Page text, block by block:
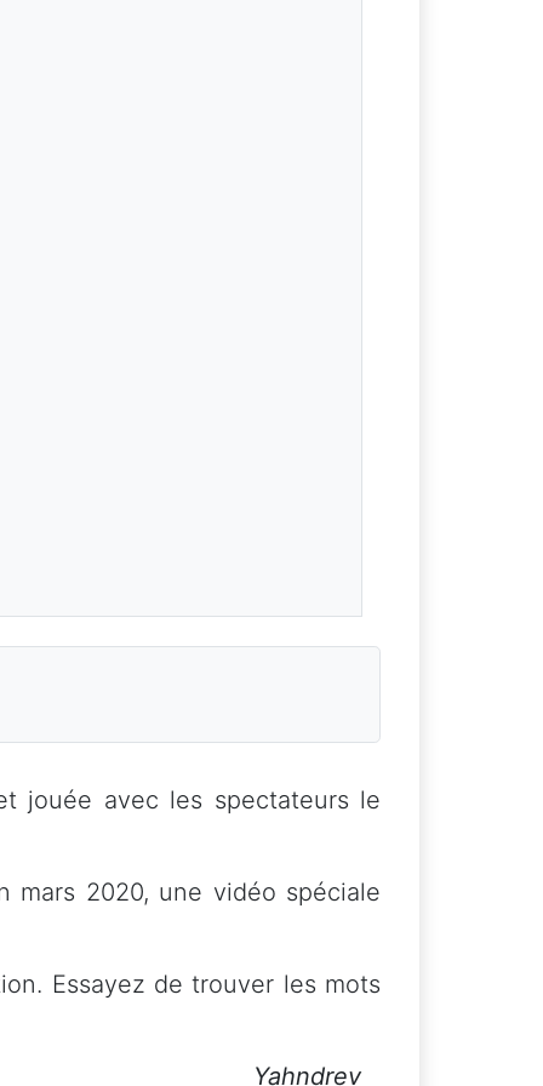
jouée avec les spectateurs le
mars 2020, une vidéo spéciale
Essayez de trouver les mots
Yahndrev